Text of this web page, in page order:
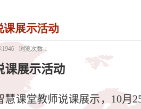
展示活动
浏览次数：
课展示活动
课堂教师说课展示， 10月